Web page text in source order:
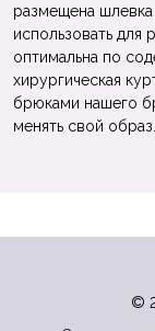
размещена
использовать для
оптимальна по
хирургическая
брюками нашего
менять свой образ.
©